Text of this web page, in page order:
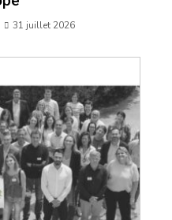
31 juillet 2026